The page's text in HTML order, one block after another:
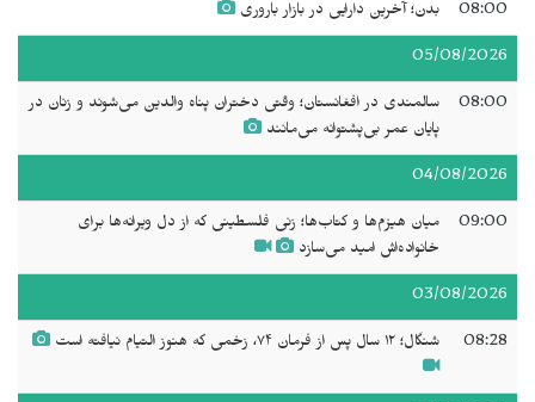
08:00 بدن؛ آخرین دارایی در بازار باروری
05/08/2026
08:00
سالمندی در افغانستان؛ وقتی دختران پناه والدین می‌شوند و زنان در
پایان عمر بی‌پشتوانه می‌مانند
04/08/2026
09:00
میان هیزم‌ها و کتاب‌ها؛ زنی فلسطینی که از دل ویرانه‌ها برای
خانواده‌اش امید می‌سازد
03/08/2026
08:28 شنگال؛ ۱۲ سال پس از فرمان ۷۴، زخمی که هنوز التیام نیافته است